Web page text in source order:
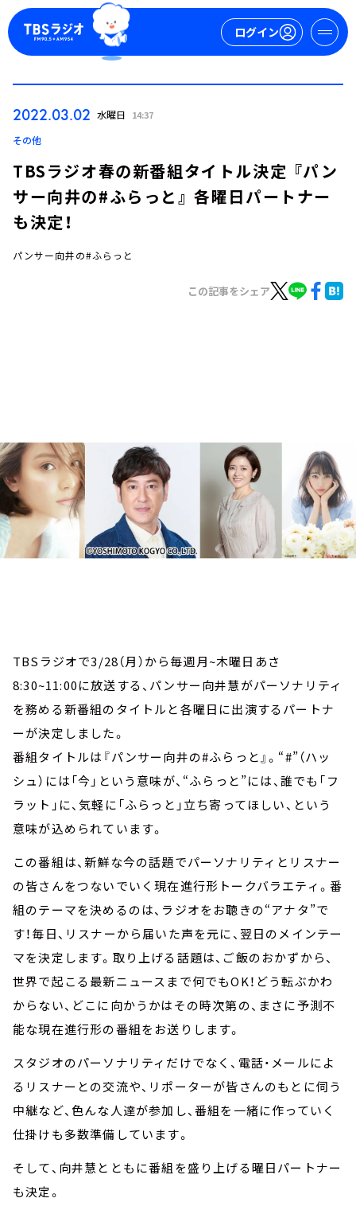
ログイン
2022.03.02 水曜日 14:37
その他
TBSラジオ春の新番組タイトル決定 『パン
サー向井の#ふらっと』 各曜日パートナー
も決定！
パンサー向井の#ふらっと
この記事をシェア
TBSラジオで3/28（月）から毎週月~木曜日あさ
8:30~11:00に放送する、パンサー向井慧がパーソナリティ
を務める新番組のタイトルと各曜日に出演するパートナ
ーが決定しました。
番組タイトルは『パンサー向井の#ふらっと』。“#”（ハッ
シュ）には「今」という意味が、“ふらっと”には、誰でも「フ
ラット」に、気軽に「ふらっと」立ち寄ってほしい、という
意味が込められています。
この番組は、新鮮な今の話題でパーソナリティとリスナー
の皆さんをつないでいく現在進行形トークバラエティ。番
組のテーマを決めるのは、ラジオをお聴きの“アナタ”で
す！毎日、リスナーから届いた声を元に、翌日のメインテー
マを決定します。取り上げる話題は、ご飯のおかずから、
世界で起こる最新ニュースまで何でもOK！どう転ぶかわ
からない、どこに向かうかはその時次第の、まさに予測不
能な現在進行形の番組をお送りします。
スタジオのパーソナリティだけでなく、電話・メールによ
るリスナーとの交流や、リポーターが皆さんのもとに伺う
中継など、色んな人達が参加し、番組を一緒に作っていく
仕掛けも多数準備しています。
そして、向井慧とともに番組を盛り上げる曜日パートナー
も決定。